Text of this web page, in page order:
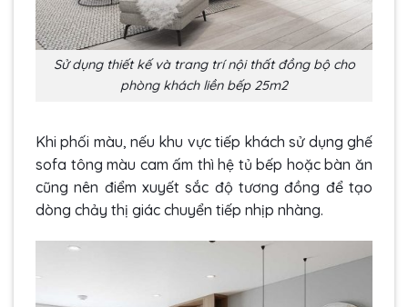
Sử dụng thiết kế và trang trí nội thất đồng bộ cho
phòng khách liền bếp 25m2
Khi phối màu, nếu khu vực tiếp khách sử dụng ghế
sofa tông màu cam ấm thì hệ tủ bếp hoặc bàn ăn
cũng nên điểm xuyết sắc độ tương đồng để tạo
dòng chảy thị giác chuyển tiếp nhịp nhàng.